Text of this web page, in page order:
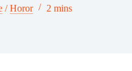
/Horor 2 mins